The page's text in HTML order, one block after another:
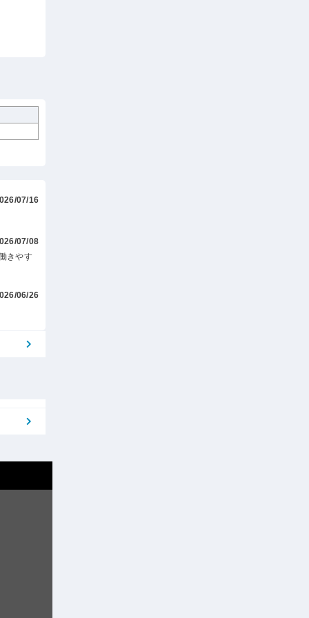
07/16
07/08
きやす
06/26